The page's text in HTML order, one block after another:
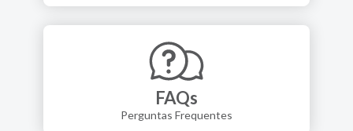
FAQs
Perguntas Frequentes